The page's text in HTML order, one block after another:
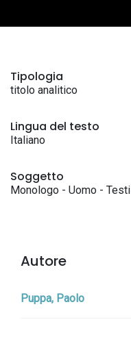
Tipologia
titolo analitico
Lingua del testo
Italiano
Soggetto
Monologo - Uomo - Testi
Autore
Puppa, Paolo